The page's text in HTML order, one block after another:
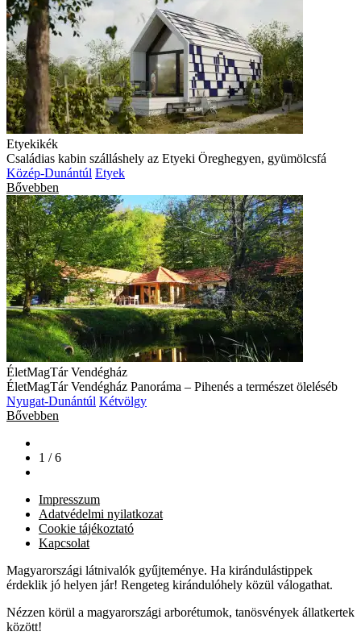
Etyekikék
Családias kabin szálláshely az Etyeki Öreghegyen, gyümölcsfá
Közép-Dunántúl Etyek
Bővebben
ÉletMagTár Vendégház
ÉletMagTár Vendégház Panoráma – Pihenés a természet öleléséb
Nyugat-Dunántúl Kétvölgy
Bővebben
1 / 6
Impresszum
Adatvédelmi nyilatkozat
Cookie tájékoztató
Kapcsolat
Magyarországi látnivalók gyűjteménye. Ha kirándulástippek
érdeklik jó helyen jár! Rengeteg kirándulóhely közül válogathat.
Nézzen körül a magyarországi arborétumok, tanösvények állatkertek
között!